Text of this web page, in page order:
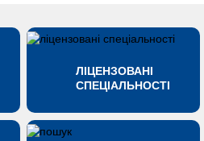
ЛІЦЕНЗОВАНІ
СПЕЦІАЛЬНОСТІ